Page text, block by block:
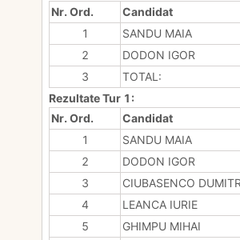
Nr. Ord.
Candidat
1
SANDU MAIA
2
DODON IGOR
3
TOTAL:
Rezultate Tur 1:
Nr. Ord.
Candidat
1
SANDU MAIA
2
DODON IGOR
3
CIUBASENCO
4
LEANCA IURIE
5
GHIMPU MIHAI